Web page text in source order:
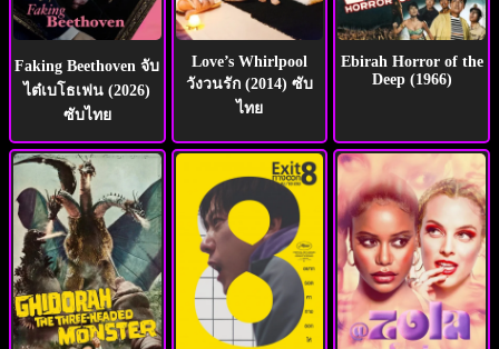
Faking Beethoven จับ
ไต๋เบโธเฟน (2026)
ซับไทย
Love’s Whirlpool
วังวนรัก (2014) ซับ
ไทย
Ebirah Horror of the
Deep (1966)